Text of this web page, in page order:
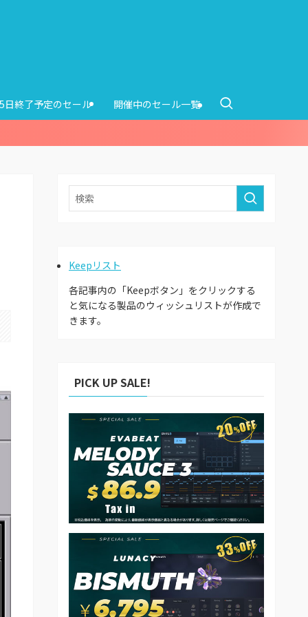
終了予定のセール 開催中のセール一覧
Keepリスト
各記事内の「Keepボタン」をクリックする
と気になる製品のウィッシュリストが作成で
きます。
PICK UP SALE!